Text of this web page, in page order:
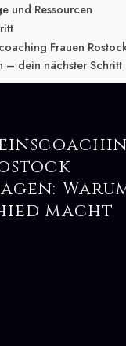
und Ressourcen
Frauen
– dein nächster Schritt
macht